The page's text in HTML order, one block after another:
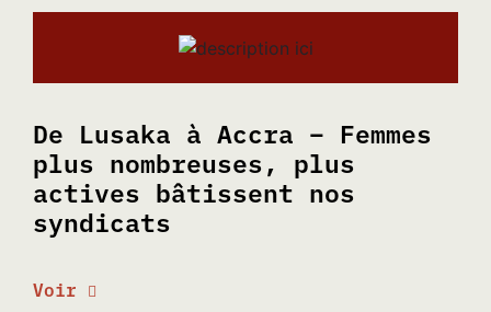
De Lusaka à Accra – Femmes
plus nombreuses, plus
actives bâtissent nos
syndicats
Voir